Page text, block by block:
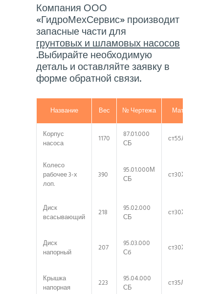
Компания ООО
«ГидроМехСервис» производит
запасные части для
грунтовых и шламовых насосов
.Выбирайте необходимую
деталь и оставляйте заявку в
форме обратной связи.
Название Вес № Чертежа Материал
Корпус
насоса
1170
87.01.000
СБ
ст55Л
Колесо
рабочее 3-х
лоп.
390
95.01.000М
СБ
ст30ХГ2СТЛ
Диск
всасывающий
218
95.02.000
СБ
ст30ХГ2СТЛ
Диск
напорный
207
95.03.000
Сб
ст30ХГ2СТЛ
Крышка
напорная
223
95.04.000
СБ
ст35Л